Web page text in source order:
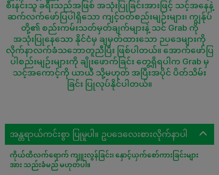
စီးနင်းသူ ခရီးသည်အဖြစ် အသုံးပြုခြင်းအားဖြင့် သင့်အနေနဲ့
ဆက်လက်ဖော်ပြပါရှိသော ကျင့်ဝတ်စည်းမျဉ်းများ၊ ကျွန်ုပ်
တို့၏ စည်းကမ်းသတ်မှတ်ချက်များနဲ့ သင် Grab ကို
အသုံးပြု‌နေသော နိုင်ငံမှ ချမှတ်ထားသော ‌‌ဉပဒေများကို
လိုက်နာလက်ခံသဘောတူညီပြီး ဖြစ်ပါတယ်။ အောက်ဖော်ပြ
ပါစည်းမျဉ်းများကို ချိုးဖောက်ခြင်း ‌တွေ့ရှိရပါက Grab မှ
သင့်အကောင့်ကို ယာယီ သို့မဟုတ် အပြီးအပိုင် ပိတ်သိမ်း
ခြင်း ပြုလုပ်နိုင်ပါတယ်။
အန္တရာယ်ကင်းစွာ ပြုမူပါ။ ဥပဒေလေးစားလိုက်နာပါ
ကိုယ်ထိလက်ရောက် ကျူးလွန်ခြင်း၊ နှောင့်ယှက်စော်ကားခြင်းများ
အား သည်းခံမည် မဟုတ်ပါ။